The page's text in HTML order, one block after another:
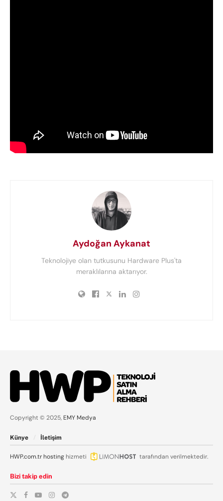
Aydoğan Aykanat
Teknolojiye olan tutkusunu Hardware Plus'ta
meraklılarına aktarıyor.
Copyright © 2025, EMY Medya
Künye İletişim
HWP.com.trhosting hizmeti tarafından verilmektedir.
Bizi takip edin